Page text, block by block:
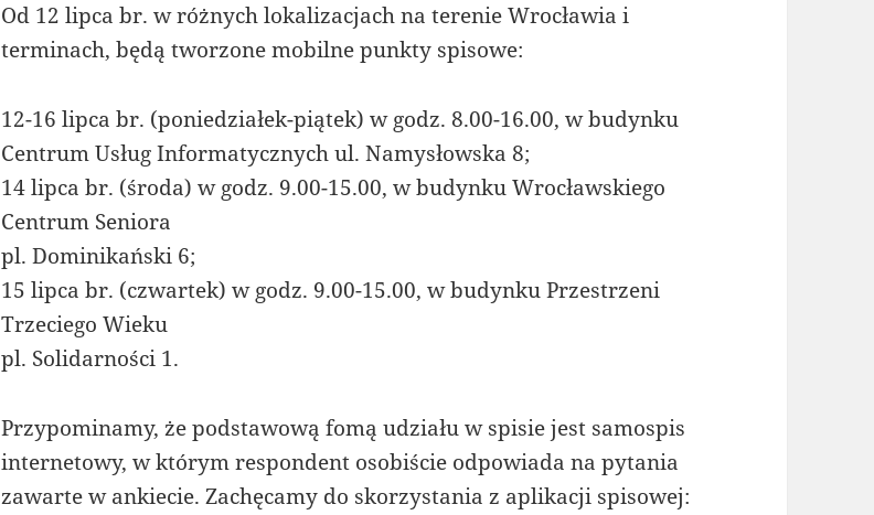
Od 12 lipca br. w różnych lokalizacjach na terenie Wrocławia i
terminach, będą tworzone mobilne punkty spisowe:
12-16 lipca br. (poniedziałek-piątek) w godz. 8.00-16.00, w budynku
Centrum Usług Informatycznych ul. Namysłowska 8;
14 lipca br. (środa) w godz. 9.00-15.00, w budynku Wrocławskiego
Centrum Seniora
pl. Dominikański 6;
15 lipca br. (czwartek) w godz. 9.00-15.00, w budynku Przestrzeni
Trzeciego Wieku
pl. Solidarności 1.
Przypominamy, że podstawową fomą udziału w spisie jest samospis
internetowy, w którym respondent osobiście odpowiada na pytania
zawarte w ankiecie. Zachęcamy do skorzystania z aplikacji spisowej: